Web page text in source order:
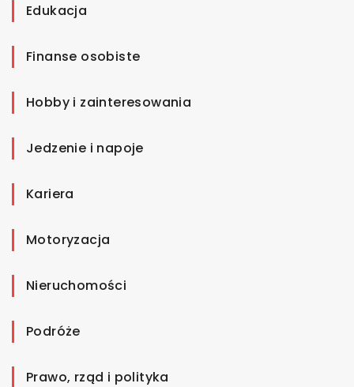
Edukacja
Finanse osobiste
Hobby i zainteresowania
Jedzenie i napoje
Kariera
Motoryzacja
Nieruchomości
Podróże
Prawo, rząd i polityka